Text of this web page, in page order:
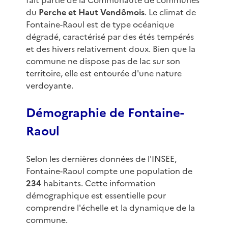
du Perche et Haut Vendômois. Le climat de
Fontaine-Raoul est de type océanique
dégradé, caractérisé par des étés tempérés
et des hivers relativement doux. Bien que la
commune ne dispose pas de lac sur son
territoire, elle est entourée d'une nature
verdoyante.
Démographie de Fontaine-
Raoul
Selon les dernières données de l'INSEE,
Fontaine-Raoul compte une population de
234 habitants. Cette information
démographique est essentielle pour
comprendre l'échelle et la dynamique de la
commune.